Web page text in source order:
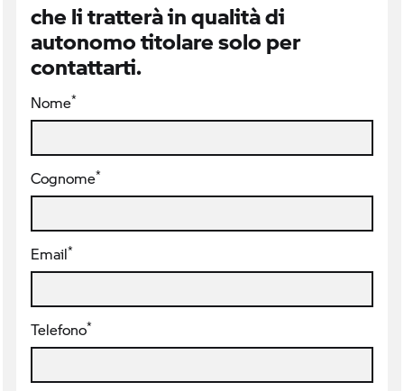
che li tratterà in qualità di
autonomo titolare solo per
contattarti.
Nome*
Cognome*
Email*
Telefono*